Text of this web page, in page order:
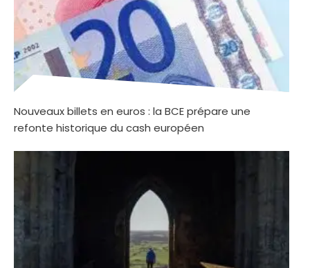
Nouveaux billets en euros : la BCE prépare une
refonte historique du cash européen